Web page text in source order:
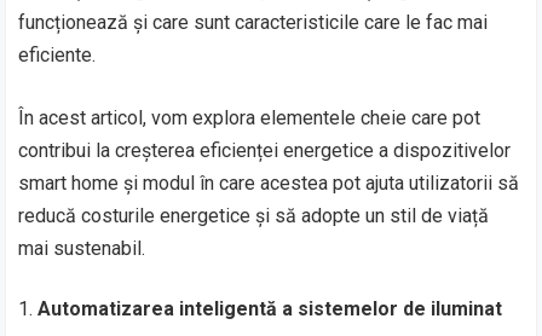
funcționează și care sunt caracteristicile care le fac mai
eficiente.
În acest articol, vom explora elementele cheie care pot
contribui la creșterea eficienței energetice a dispozitivelor
smart home și modul în care acestea pot ajuta utilizatorii să
reducă costurile energetice și să adopte un stil de viață
mai sustenabil.
Automatizarea inteligentă a sistemelor de iluminat